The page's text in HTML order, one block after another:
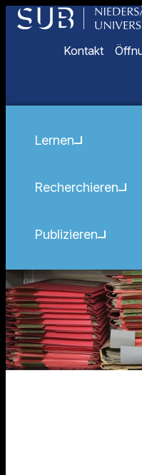
Kontakt
Lernen
Recherchieren
Publizieren